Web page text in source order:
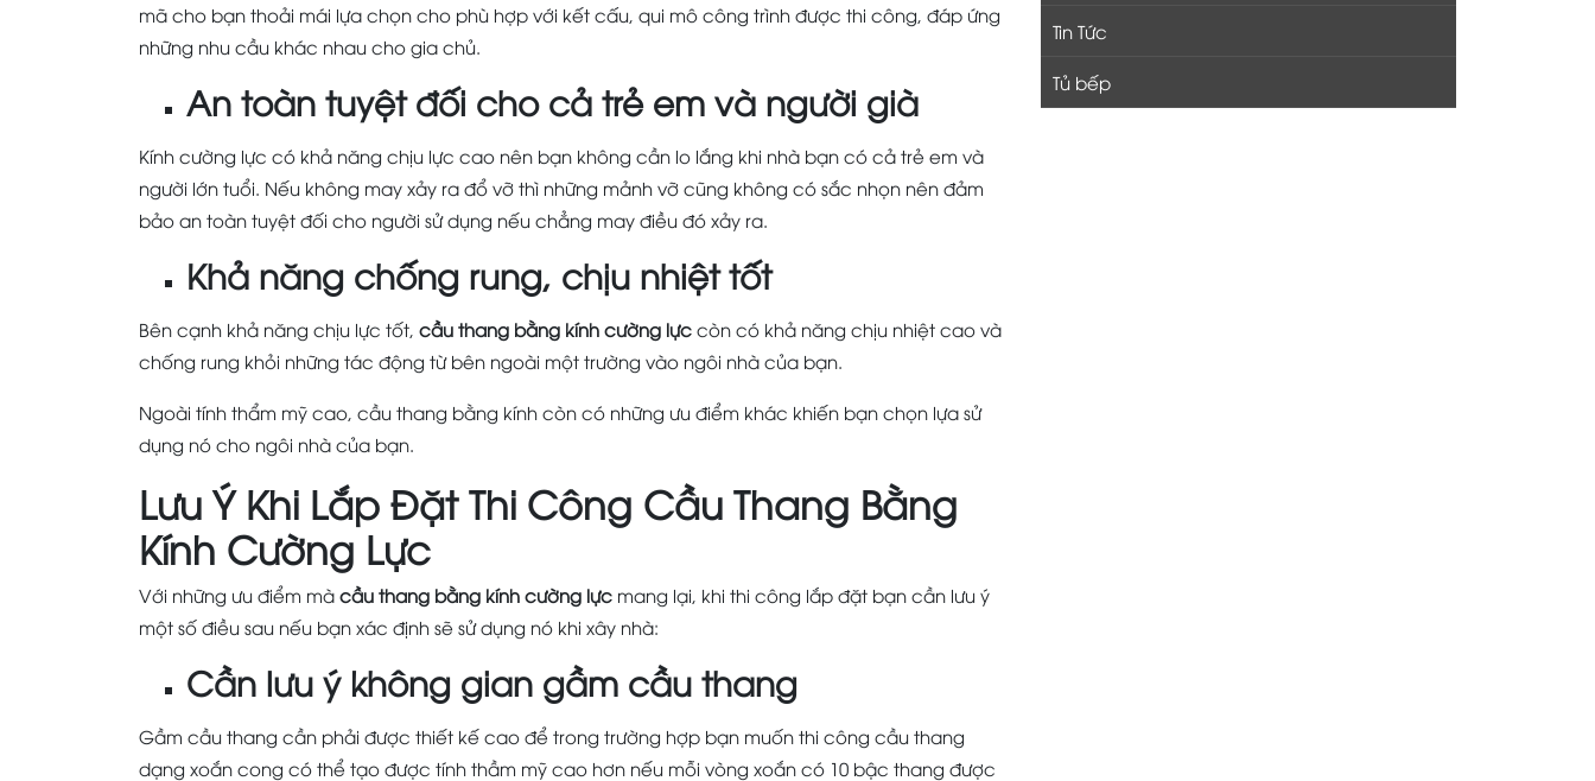
mã cho bạn thoải mái lựa chọn cho phù hợp với kết cấu, qui mô công trình được thi công, đáp ứng
những nhu cầu khác nhau cho gia chủ.
An toàn tuyệt đối cho cả trẻ em và người già
Kính cường lực có khả năng chịu lực cao nên bạn không cần lo lắng khi nhà bạn có cả trẻ em và
người lớn tuổi. Nếu không may xảy ra đổ vỡ thì những mảnh vỡ cũng không có sắc nhọn nên đảm
bảo an toàn tuyệt đối cho người sử dụng nếu chẳng may điều đó xảy ra.
Khả năng chống rung, chịu nhiệt tốt
Bên cạnh khả năng chịu lực tốt, cầu thang bằng kính cường lực còn có khả năng chịu nhiệt cao và
chống rung khỏi những tác động từ bên ngoài một trường vào ngôi nhà của bạn.
Ngoài tính thẩm mỹ cao, cầu thang bằng kính còn có những ưu điểm khác khiến bạn chọn lựa sử
dụng nó cho ngôi nhà của bạn.
Lưu Ý Khi Lắp Đặt Thi Công Cầu Thang Bằng
Kính Cường Lực
Với những ưu điểm mà cầu thang bằng kính cường lực mang lại, khi thi công lắp đặt bạn cần lưu ý
một số điều sau nếu bạn xác định sẽ sử dụng nó khi xây nhà:
Cần lưu ý không gian gầm cầu thang
Gầm cầu thang cần phải được thiết kế cao để trong trường hợp bạn muốn thi công cầu thang
dạng xoắn cong có thể tạo được tính thầm mỹ cao hơn nếu mỗi vòng xoắn có 10 bậc thang được
Tin Tức
Tủ bếp